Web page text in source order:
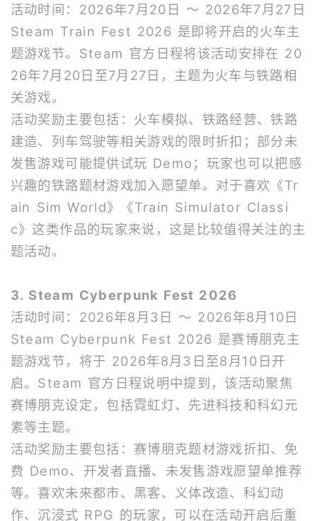
活动时间：2026年7月20日 ～ 2026年7月27日
Steam Train Fest 2026 是即将开启的火车主
题游戏节。Steam 官方日程将该活动安排在 20
26年7月20日至7月27日，主题为火车与铁路相
关游戏。
活动奖励主要包括：火车模拟、铁路经营、铁路
建造、列车驾驶等相关游戏的限时折扣；部分未
发售游戏可能提供试玩 Demo；玩家也可以把感
兴趣的铁路题材游戏加入愿望单。对于喜欢《Tr
ain Sim World》《Train Simulator Classi
c》这类作品的玩家来说，这是比较值得关注的主
题活动。
3. Steam Cyberpunk Fest 2026
活动时间：2026年8月3日 ～ 2026年8月10日
Steam Cyberpunk Fest 2026 是赛博朋克主
题游戏节，将于 2026年8月3日至8月10日开
启。Steam 官方日程说明中提到，该活动聚焦
赛博朋克设定，包括霓虹灯、先进科技和科幻元
素等主题。
活动奖励主要包括：赛博朋克题材游戏折扣、免
费 Demo、开发者直播、未发售游戏愿望单推荐
等。喜欢未来都市、黑客、义体改造、科幻动
作、沉浸式 RPG 的玩家，可以在活动开启后重